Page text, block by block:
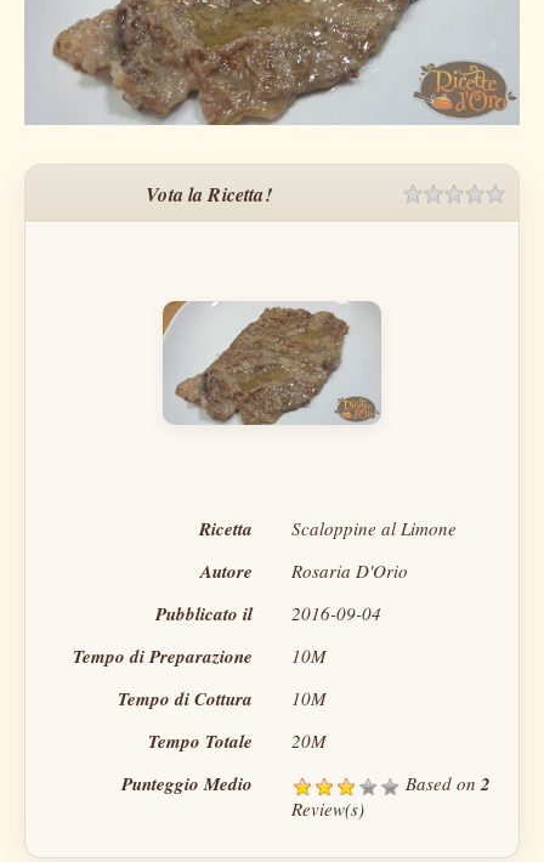
Vota la Ricetta! Rating
Ricetta Scaloppine al Limone
Autore Rosaria D'Orio
Pubblicato il 2016-09-04
Tempo di Preparazione 10M
Tempo di Cottura 10M
Tempo Totale 20M
Punteggio Medio Based on2
Review(s)